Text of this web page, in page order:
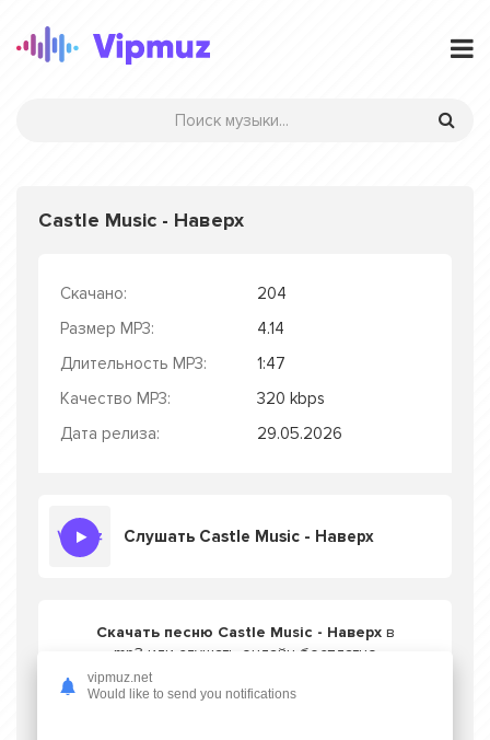
Castle Music - Наверх
Скачано:
204
Размер MP3:
4.14
Длительность MP3:
1:47
Качество MP3:
320 kbps
Дата релиза:
29.05.2026
Слушать Castle Music - Наверх
Скачать песню Castle Music - Наверхв
mp3 или слушать онлайн бесплатно
vipmuz.net
Would like to send you notifications